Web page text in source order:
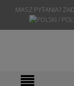
MASZ PYTANIA?